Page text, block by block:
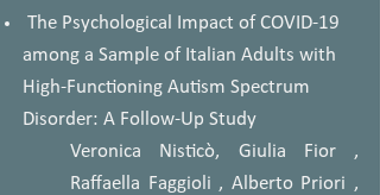
The Psychological Impact of COVID-19
among a Sample of Italian Adults with
High-Functioning Autism Spectrum
Disorder: A Follow-Up Study
Veronica Nisticò, Giulia Fior ,
Raffaella Faggioli , Alberto Priori ,